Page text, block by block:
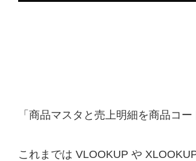
「商品マスタと売上明細を商品コ
これまでは VLOOKUP や